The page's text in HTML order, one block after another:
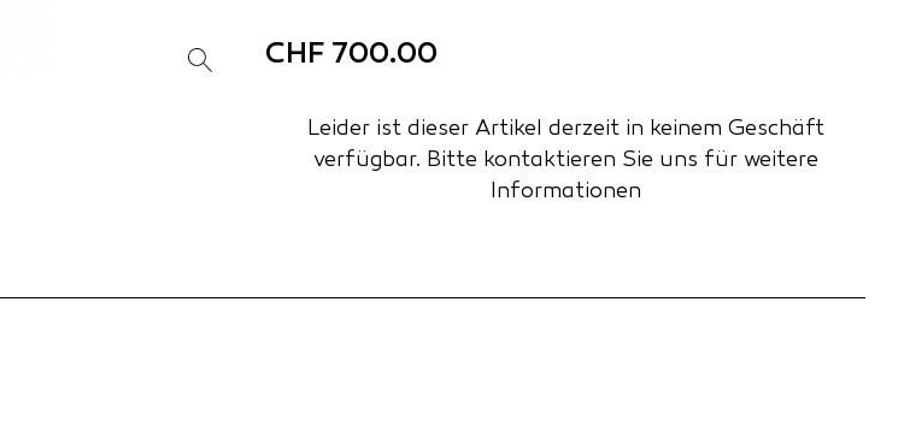
CHF 700.00
Leider ist dieser Artikel derzeit in keinem Geschäft
verfügbar. Bitte kontaktieren Sie uns für weitere
Informationen